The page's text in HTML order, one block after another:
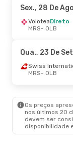
Sex., 28 De
VoloteaDireto
MRS- OLB
Qua., 23 De
MRS- OLB
Os preços
nos últimos 20
devem ser
disponibilidade